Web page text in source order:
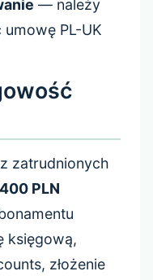
— należy
PL-UK
zatrudnionych
PLN
księgową,
złożenie